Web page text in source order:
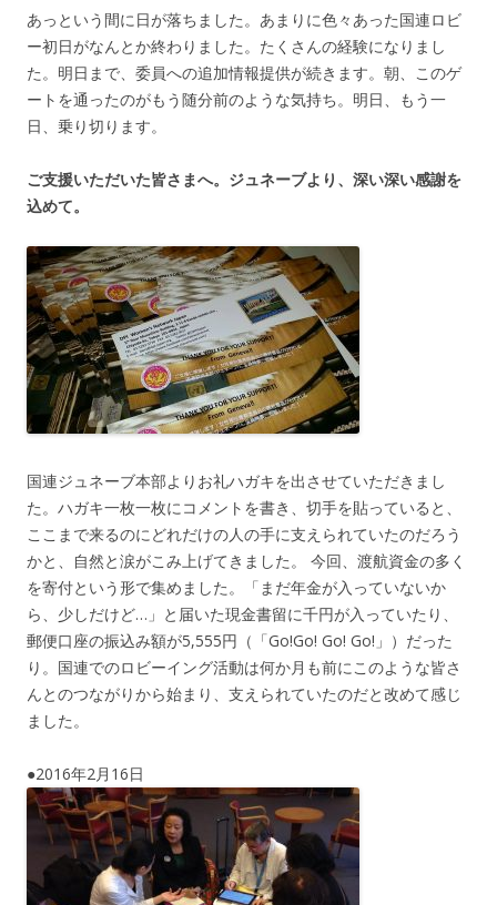
あっという間に日が落ちました。あまりに色々あった国連ロビ
ー初日がなんとか終わりました。たくさんの経験になりまし
た。明日まで、委員への追加情報提供が続きます。朝、このゲ
ートを通ったのがもう随分前のような気持ち。明日、もう一
日、乗り切ります。
ご支援いただいた皆さまへ。ジュネーブより、深い深い感謝を
込めて。
国連ジュネーブ本部よりお礼ハガキを出させていただきまし
た。ハガキ一枚一枚にコメントを書き、切手を貼っていると、
ここまで来るのにどれだけの人の手に支えられていたのだろう
かと、自然と涙がこみ上げてきました。 今回、渡航資金の多く
を寄付という形で集めました。「まだ年金が入っていないか
ら、少しだけど…」と届いた現金書留に千円が入っていたり、
郵便口座の振込み額が5,555円（「Go!Go! Go! Go!」）だった
り。国連でのロビーイング活動は何か月も前にこのような皆さ
んとのつながりから始まり、支えられていたのだと改めて感じ
ました。
●2016年2月16日